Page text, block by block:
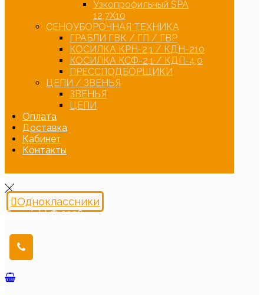
Узкопрофильный SPA
12,7Х10
СЕНОУБОРОЧНАЯ ТЕХНИКА
ГРАБЛИ ГВК / ГП / ГВР
КОСИЛКА КРН-2,1 / КДН-210
КОСИЛКА КСФ-2,1 / КДП-4,0
ПРЕССПОДБОРЩИКИ
ЦЕПИ / ЗВЕНЬЯ
ЗВЕНЬЯ
ЦЕПИ
Оплата
Доставка
Кабинет
Контакты
Одноклассники
Copyright © 2026